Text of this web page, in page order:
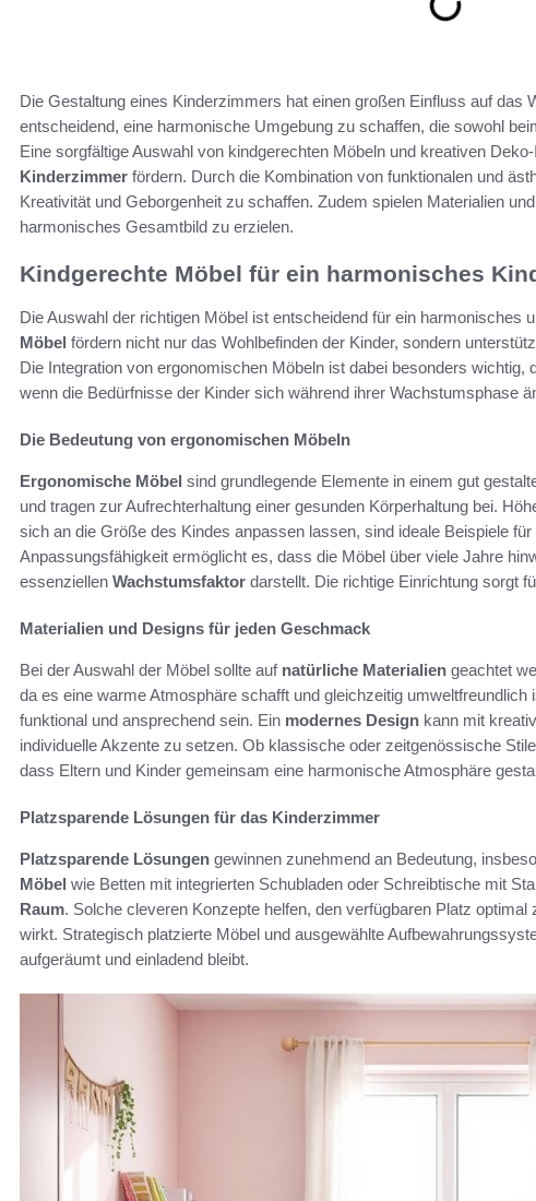
Die Gestaltung eines Kinderzimmers hat einen großen Einfluss auf das
entscheidend, eine harmonische Umgebung zu schaffen, die sowohl
Eine sorgfältige Auswahl von kindgerechten Möbeln und kreativen
Kinderzimmer fördern. Durch die Kombination von funktionalen und
Kreativität und Geborgenheit zu schaffen. Zudem spielen Materialien
harmonisches Gesamtbild zu erzielen.
Kindgerechte Möbel für ein harmonisches
Die Auswahl der richtigen Möbel ist entscheidend für ein harmonisches
Möbel fördern nicht nur das Wohlbefinden der Kinder, sondern
Die Integration von ergonomischen Möbeln ist dabei besonders wichtig,
wenn die Bedürfnisse der Kinder sich während ihrer Wachstumsphase
Die Bedeutung von ergonomischen Möbeln
Ergonomische Möbel sind grundlegende Elemente in einem gut
und tragen zur Aufrechterhaltung einer gesunden Körperhaltung bei.
sich an die Größe des Kindes anpassen lassen, sind ideale Beispiele
Anpassungsfähigkeit ermöglicht es, dass die Möbel über viele Jahre
essenziellen Wachstumsfaktor darstellt. Die richtige Einrichtung sorgt
Materialien und Designs für jeden Geschmack
Bei der Auswahl der Möbel sollte auf natürliche Materialien geachtet
da es eine warme Atmosphäre schafft und gleichzeitig
funktional und ansprechend sein. Ein modernes Design kann mit
individuelle Akzente zu setzen. Ob klassische oder zeitgenössische
dass Eltern und Kinder gemeinsam eine harmonische Atmosphäre
Platzsparende Lösungen für das Kinderzimmer
Platzsparende Lösungen gewinnen zunehmend an Bedeutung,
Möbel wie Betten mit integrierten Schubladen oder Schreibtische mit
Raum. Solche cleveren Konzepte helfen, den verfügbaren Platz
wirkt. Strategisch platzierte Möbel und ausgewählte
aufgeräumt und einladend bleibt.